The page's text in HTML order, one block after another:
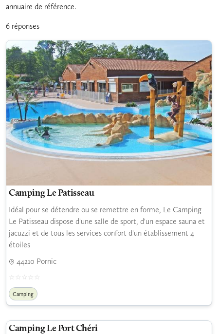
annuaire de référence.
6 réponses
Camping Le Patisseau
Idéal pour se détendre ou se remettre en forme, Le Camping
Le Patisseau dispose d'une salle de sport, d'un espace sauna et
jacuzzi et de tous les services confort d'un établissement 4
étoiles
44210 Pornic
Camping
Camping Le Port Chéri